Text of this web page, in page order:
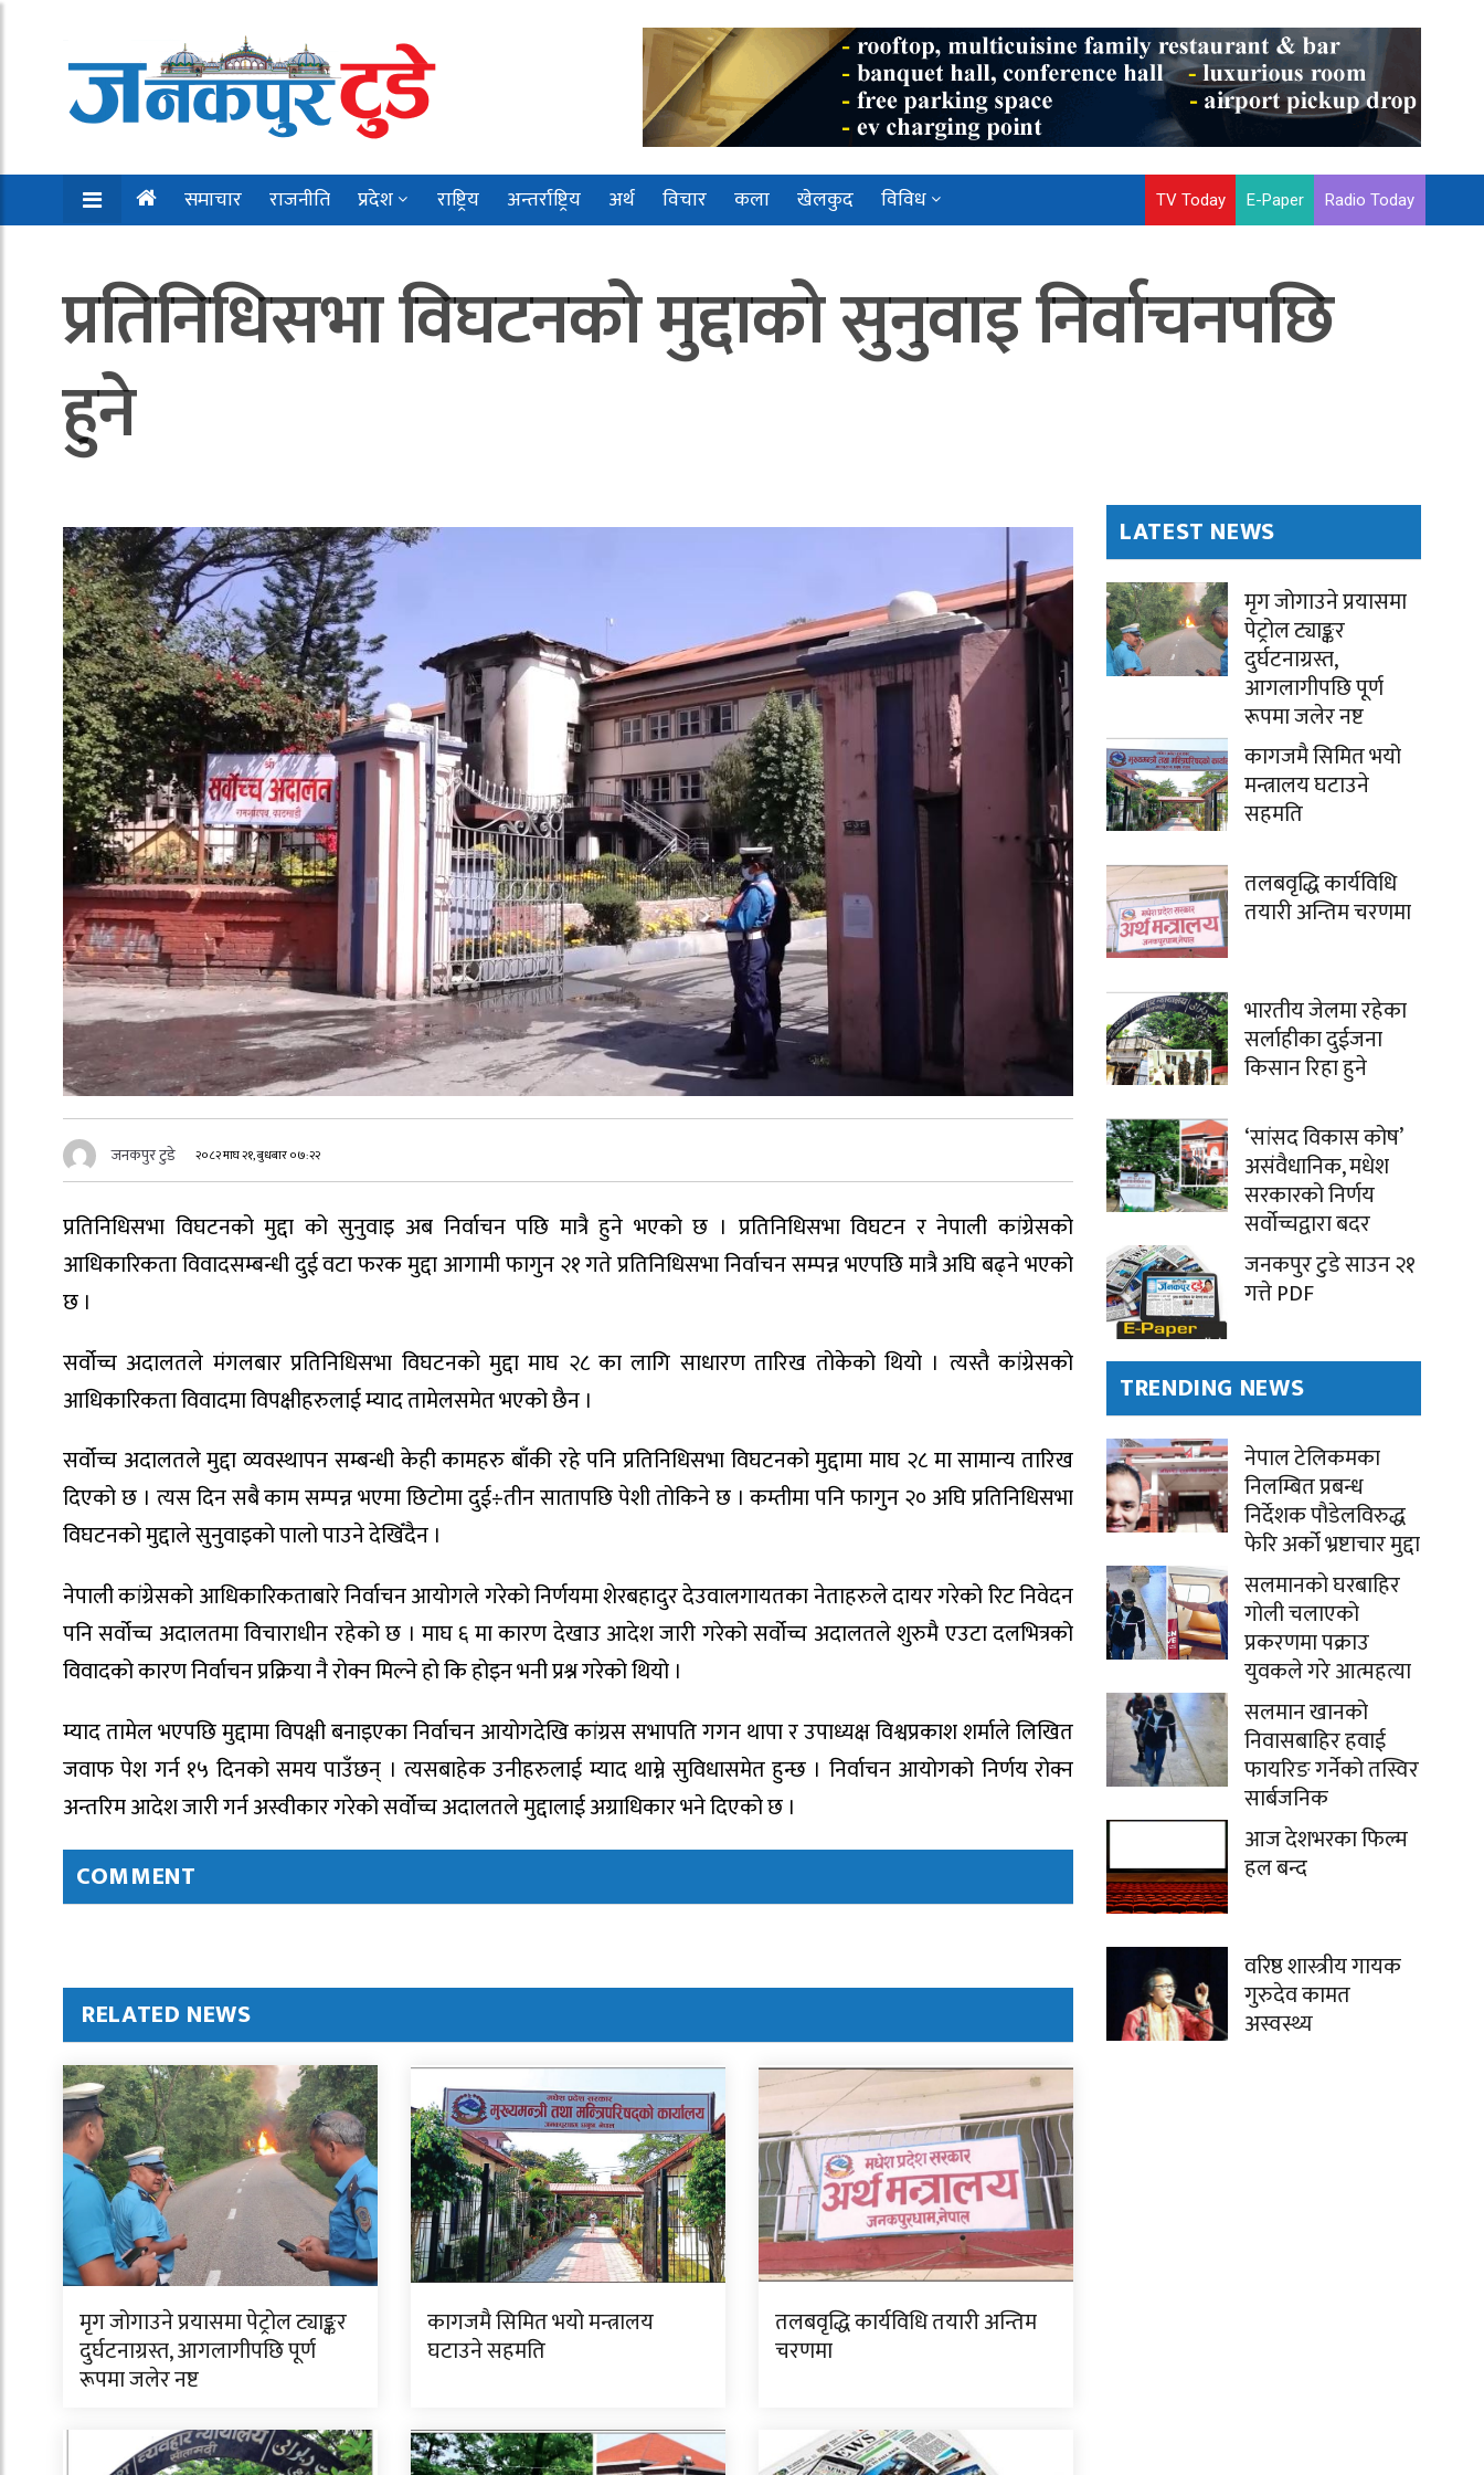
समाचार राजनीति प्रदेश राष्ट्रिय अन्तर्राष्ट्रिय अर्थ विचार कला खेलकुद विविध TV Today E-Paper Radio Today
प्रतिनिधिसभा विघटनको मुद्दाको सुनुवाइ निर्वाचनपछि
हुने
जनकपुर टुडे २०८२ माघ २१, बुधबार ०७:२२
प्रतिनिधिसभा विघटनको मुद्दा को सुनुवाइ अब निर्वाचन पछि मात्रै हुने भएको छ । प्रतिनिधिसभा विघटन र नेपाली कांग्रेसको
आधिकारिकता विवादसम्बन्धी दुई वटा फरक मुद्दा आगामी फागुन २१ गते प्रतिनिधिसभा निर्वाचन सम्पन्न भएपछि मात्रै अघि बढ्ने भएको
छ ।
सर्वोच्च अदालतले मंगलबार प्रतिनिधिसभा विघटनको मुद्दा माघ २८ का लागि साधारण तारिख तोकेको थियो । त्यस्तै कांग्रेसको
आधिकारिकता विवादमा विपक्षीहरुलाई म्याद तामेलसमेत भएको छैन ।
सर्वोच्च अदालतले मुद्दा व्यवस्थापन सम्बन्धी केही कामहरु बाँकी रहे पनि प्रतिनिधिसभा विघटनको मुद्दामा माघ २८ मा सामान्य तारिख
दिएको छ । त्यस दिन सबै काम सम्पन्न भएमा छिटोमा दुई÷तीन सातापछि पेशी तोकिने छ । कम्तीमा पनि फागुन २० अघि प्रतिनिधिसभा
विघटनको मुद्दाले सुनुवाइको पालो पाउने देखिँदैन ।
नेपाली कांग्रेसको आधिकारिकताबारे निर्वाचन आयोगले गरेको निर्णयमा शेरबहादुर देउवालगायतका नेताहरुले दायर गरेको रिट निवेदन
पनि सर्वोच्च अदालतमा विचाराधीन रहेको छ । माघ ६ मा कारण देखाउ आदेश जारी गरेको सर्वोच्च अदालतले शुरुमै एउटा दलभित्रको
विवादको कारण निर्वाचन प्रक्रिया नै रोक्न मिल्ने हो कि होइन भनी प्रश्न गरेको थियो ।
म्याद तामेल भएपछि मुद्दामा विपक्षी बनाइएका निर्वाचन आयोगदेखि कांग्रस सभापति गगन थापा र उपाध्यक्ष विश्वप्रकाश शर्माले लिखित
जवाफ पेश गर्न १५ दिनको समय पाउँछन् । त्यसबाहेक उनीहरुलाई म्याद थाम्ने सुविधासमेत हुन्छ । निर्वाचन आयोगको निर्णय रोक्न
अन्तरिम आदेश जारी गर्न अस्वीकार गरेको सर्वोच्च अदालतले मुद्दालाई अग्राधिकार भने दिएको छ ।
COMMENT
RELATED NEWS
मृग जोगाउने प्रयासमा पेट्रोल ट्याङ्कर
दुर्घटनाग्रस्त, आगलागीपछि पूर्ण
रूपमा जलेर नष्ट
कागजमै सिमित भयो मन्त्रालय
घटाउने सहमति
तलबवृद्धि कार्यविधि तयारी अन्तिम
चरणमा
LATEST NEWS
मृग जोगाउने प्रयासमा
पेट्रोल ट्याङ्कर
दुर्घटनाग्रस्त,
आगलागीपछि पूर्ण
रूपमा जलेर नष्ट
कागजमै सिमित भयो
मन्त्रालय घटाउने
सहमति
तलबवृद्धि कार्यविधि
तयारी अन्तिम चरणमा
भारतीय जेलमा रहेका
सर्लाहीका दुईजना
किसान रिहा हुने
‘सांसद विकास कोष’
असंवैधानिक, मधेश
सरकारको निर्णय
सर्वोच्चद्वारा बदर
जनकपुर टुडे साउन २१
गत्ते PDF
TRENDING NEWS
नेपाल टेलिकमका
निलम्बित प्रबन्ध
निर्देशक पौडेलविरुद्ध
फेरि अर्को भ्रष्टाचार मुद्दा
सलमानको घरबाहिर
गोली चलाएको
प्रकरणमा पक्राउ
युवकले गरे आत्महत्या
सलमान खानको
निवासबाहिर हवाई
फायरिङ गर्नेको तस्विर
सार्बजनिक
आज देशभरका फिल्म
हल बन्द
वरिष्ठ शास्त्रीय गायक
गुरुदेव कामत
अस्वस्थ्य